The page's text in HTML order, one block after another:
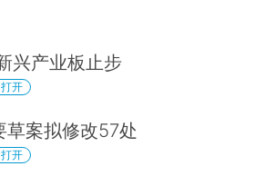
兴产业板止步
开
草案拟修改57处
开